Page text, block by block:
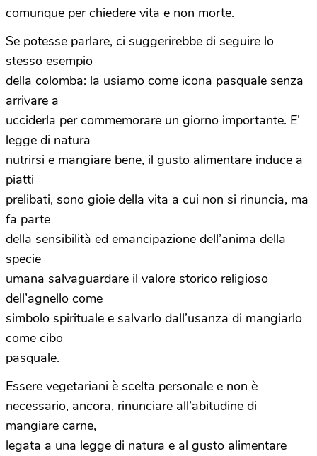
comunque per chiedere vita e non morte.
Se potesse parlare, ci suggerirebbe di seguire lo
stesso esempio
della colomba: la usiamo come icona pasquale senza
arrivare a
ucciderla per commemorare un giorno importante. E’
legge di natura
nutrirsi e mangiare bene, il gusto alimentare induce a
piatti
prelibati, sono gioie della vita a cui non si rinuncia, ma
fa parte
della sensibilità ed emancipazione dell’anima della
specie
umana salvaguardare il valore storico religioso
dell’agnello come
simbolo spirituale e salvarlo dall’usanza di mangiarlo
come cibo
pasquale.
Essere vegetariani è scelta personale e non è
necessario, ancora, rinunciare all’abitudine di
mangiare carne,
legata a una legge di natura e al gusto alimentare